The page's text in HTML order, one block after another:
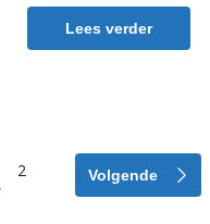
Lees verder
2